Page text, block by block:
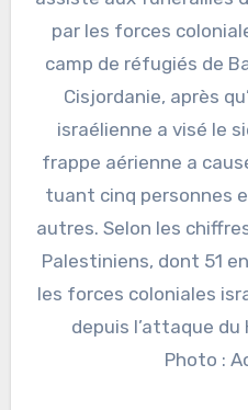
par les forces
camp de réfugiés de
Cisjordanie, après
israélienne a visé le
frappe aérienne a
tuant cinq personnes
autres. Selon les
Palestiniens, dont 51
les forces coloniales
depuis l’attaque du
Photo :